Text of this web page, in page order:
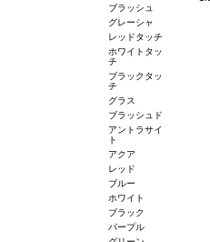
ブラッシュ
グレーシャ
レッドタッチ
ホワイトタッ
チ
ブラックタッ
チ
グラス
ブラッシュド
アントラサイ
ト
アクア
レッド
ブルー
ホワイト
ブラック
パープル